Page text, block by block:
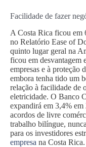
Facilidade de fazer
A Costa Rica ficou em
no Relatório Ease of
quinto lugar geral na
ficou em desvantagem
empresas e à proteção
embora tenha tido um
relação à facilidade de
eletricidade. O Banco
expandirá em 3,4%
acordos de livre
trabalho bilíngue,
para os investidores
empresa na Costa Rica.